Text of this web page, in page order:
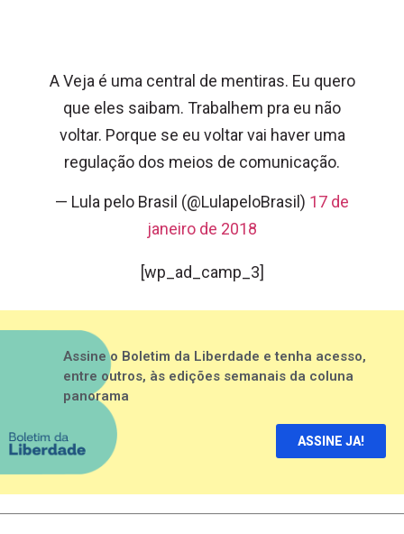
A Veja é uma central de mentiras. Eu quero
que eles saibam. Trabalhem pra eu não
voltar. Porque se eu voltar vai haver uma
regulação dos meios de comunicação.
— Lula pelo Brasil (@LulapeloBrasil) 17 de
janeiro de 2018
[wp_ad_camp_3]
Assine o Boletim da Liberdade e tenha acesso,
entre outros, às edições semanais da coluna
panorama
ASSINE JA!